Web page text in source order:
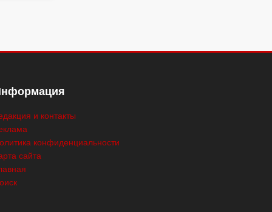
и контакты
конфиденциальности
сайта